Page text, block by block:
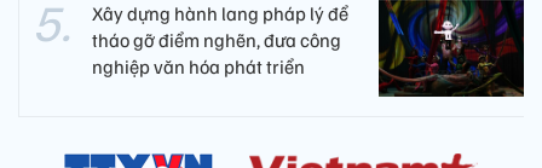
Xây dựng hành lang pháp lý để
tháo gỡ điểm nghẽn, đưa công
nghiệp văn hóa phát triển